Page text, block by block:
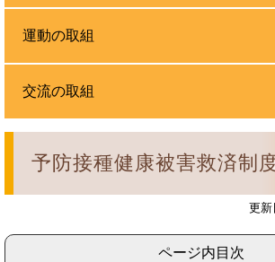
予防接種健康被害救済制
更新
ページ内目次
運動の取組
交流の取組